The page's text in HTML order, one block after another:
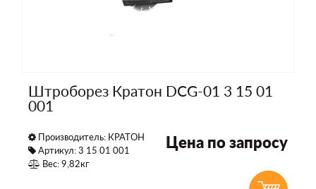
Штроборез Кратон DСG-01 3 15 01
001
Производитель: КРАТОН
Артикул: 3 15 01 001
Вес: 9,82кг
Цена по запросу